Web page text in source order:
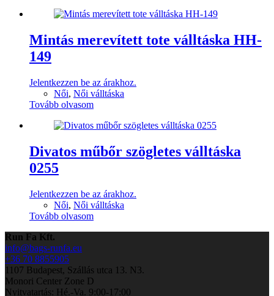
Mintás merevített tote válltáska HH-
149
Jelentkezzen be az árakhoz.
Női, Női válltáska
Tovább olvasom
Divatos műbőr szögletes válltáska
0255
Jelentkezzen be az árakhoz.
Női, Női válltáska
Tovább olvasom
Run Fa Kft.
info@bags-runfa.eu
+36 70 8855905
1107 Budapest, Szállás utca 13. N3.
Monori Center Zone D
Nyitvatartás: Hé.-Va. 9:00-17:00